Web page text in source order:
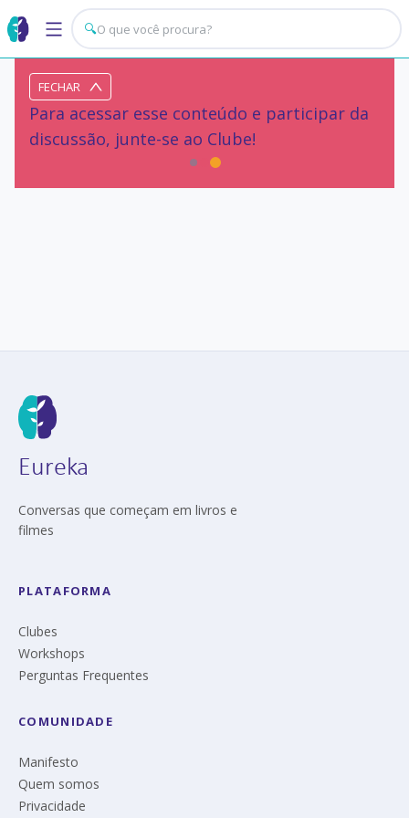
🔍
FECHAR
Para acessar esse conteúdo e participar da
discussão, junte-se ao Clube!
Eureka
Conversas que começam em livros e
filmes
PLATAFORMA
Clubes
Workshops
Perguntas Frequentes
COMUNIDADE
Manifesto
Quem somos
Privacidade